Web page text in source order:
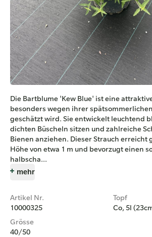
Die Bartblume 'Kew Blue' ist eine
besonders wegen ihrer
geschätzt wird. Sie entwickelt leuchtend
dichten Büscheln sitzen und zahlreiche
Bienen anziehen. Dieser Strauch erreicht
Höhe von etwa 1 m und bevorzugt einen
halbscha...
mehr
Artikel Nr.
10000325
Topf
Co, 5l
Grösse
40/50